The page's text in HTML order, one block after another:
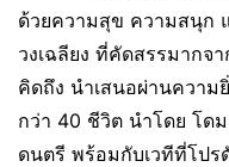
ด้วยความสุข ความสนุก
วงเฉลียง ที่คัดสรรมากจ
คิดถึง นำเสนอผ่านควา
กว่า 40 ชีวิต นำโดย โด
ดนตรี พร้อมกับเวทีที่โป